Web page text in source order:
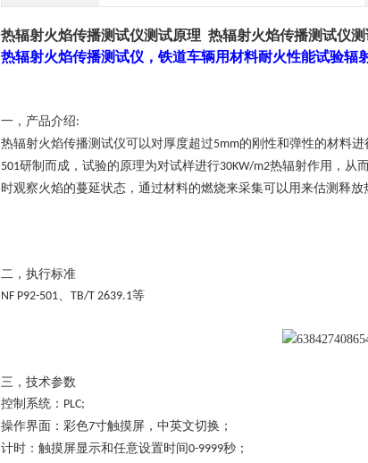
热辐射火焰传播测试仪测试原理 热辐射火焰传播测试仪测
热辐射火焰传播测试仪 ，铁道车辆用材料耐火性能试验辐
一， 产品介绍:
热辐射火焰传播测试仪可以对厚度超过5mm的刚性和弹性的材料
501研制而成，试验的原理为对试样进行30KW/m2热辐射作用，从
时观察火焰的蔓延状态，通过材料的燃烧来采集可以用来估测释
二， 执行标准
NF P92-501、 TB/T 2639.1等
三， 技术参数
控制系统： PLC;
操作界面：彩色7寸触摸屏，中英文切换；
计时：触摸屏显示和任意设置时间0-9999秒；